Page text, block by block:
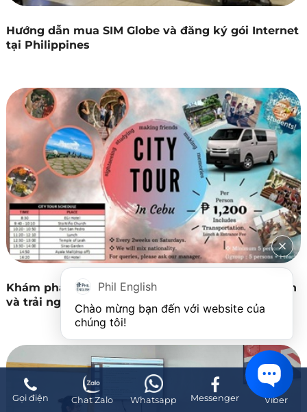
Hướng dẫn mua SIM Globe và đăng ký gói Internet
tại Philippines
Khám phá City Tour Cebu – Hành trình tham quan
và trải nghiệm văn hóa Philippines
Gọi điện Chat Zalo Whatsapp Messenger Viber
Phil English
Chào mừng bạn đến với website của
chúng tôi!